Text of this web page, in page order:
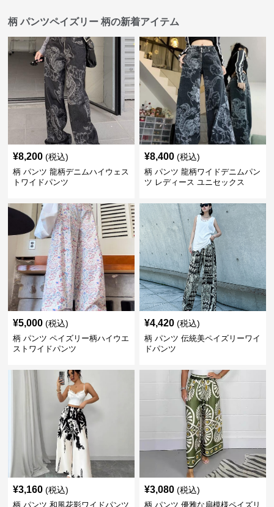
柄 パンツペイズリー 柄の新着アイテム
¥8,200 (税込)
柄 パンツ 龍柄デニムハイウェス
トワイドパンツ
¥8,400 (税込)
柄 パンツ 龍柄ワイドデニムパン
ツ レディース ユニセックス
¥5,000 (税込)
柄 パンツ ペイズリー柄ハイウエ
ストワイドパンツ
¥4,420 (税込)
柄 パンツ 伝統美ペイズリーワイ
ドパンツ
¥3,160 (税込)
柄 パンツ 和風花影ワイドパンツ
¥3,080 (税込)
柄 パンツ 優雅な扇模様ペイズリ